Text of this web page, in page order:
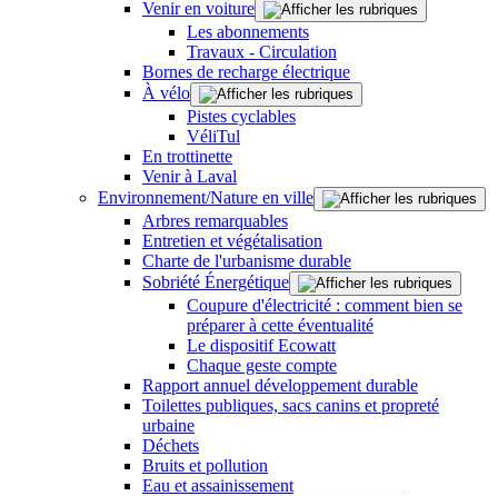
Venir en voiture
Les abonnements
Travaux - Circulation
Bornes de recharge électrique
À vélo
Pistes cyclables
VéliTul
En trottinette
Venir à Laval
Environnement/Nature en ville
Arbres remarquables
Entretien et végétalisation
Charte de l'urbanisme durable
Sobriété Énergétique
Coupure d'électricité : comment bien se
préparer à cette éventualité
Le dispositif Ecowatt
Chaque geste compte
Rapport annuel développement durable
Toilettes publiques, sacs canins et propreté
urbaine
Déchets
Bruits et pollution
Eau et assainissement